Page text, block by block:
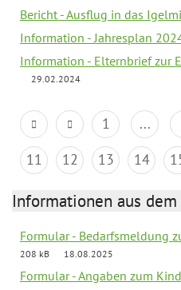
Bericht - Ausflug in das
Information - Jahresplan
Information - Elternbrief zur
29.02.2024
1 ...
11
12 13 14
Informationen aus
Formular - Bedarfsmeldung
208 kB
18.08.2025
Formular - Angaben zum Kind